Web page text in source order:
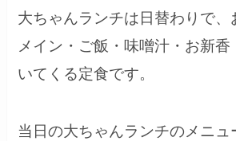
大ちゃんランチは日替わりで、
メイン・ご飯・味噌汁・お新
いてくる定食です。
当日の大ちゃんランチのメニュ